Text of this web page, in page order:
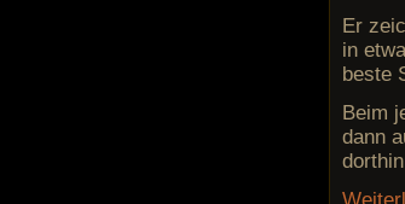
Er
in
beste
Beim
dann